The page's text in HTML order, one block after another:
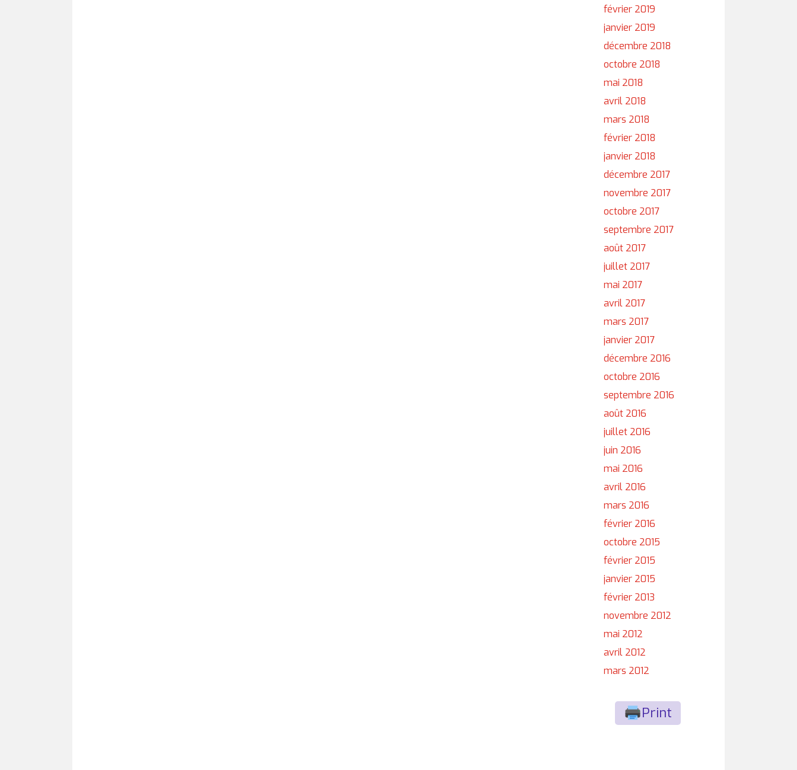
février 2019
janvier 2019
décembre 2018
octobre 2018
mai 2018
avril 2018
mars 2018
février 2018
janvier 2018
décembre 2017
novembre 2017
octobre 2017
septembre 2017
août 2017
juillet 2017
mai 2017
avril 2017
mars 2017
janvier 2017
décembre 2016
octobre 2016
septembre 2016
août 2016
juillet 2016
juin 2016
mai 2016
avril 2016
mars 2016
février 2016
octobre 2015
février 2015
janvier 2015
février 2013
novembre 2012
mai 2012
avril 2012
mars 2012
Print